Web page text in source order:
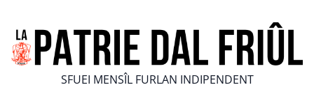
SFUEI MENSÎL FURLAN INDIPENDENT